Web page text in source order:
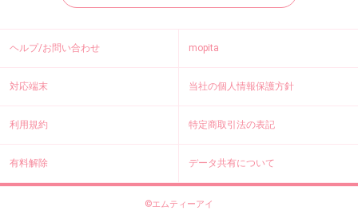
ヘルプ/お問い合わせ mopita
対応端末 当社の個人情報保護方針
利用規約 特定商取引法の表記
有料解除 データ共有について
©エムティーアイ